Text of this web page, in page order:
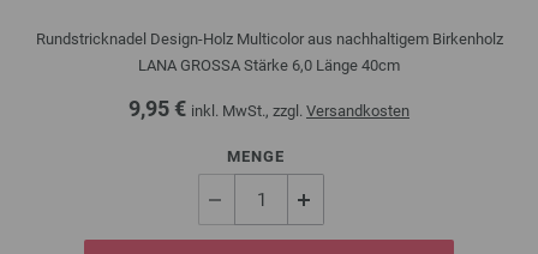
Rundstricknadel Design-Holz Multicolor aus nachhaltigem Birkenholz
LANA GROSSA Stärke 6,0 Länge 40cm
9,95 € inkl. MwSt., zzgl. Versandkosten
MENGE